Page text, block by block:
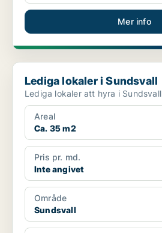
Mer info
Lediga lokaler i Sundsvall
Lediga lokaler i Sundsvall
Lediga lokaler att hyra i Sundsvall
Areal
Ca. 35 m2
Pris pr. md.
Inte angivet
Område
Sundsvall